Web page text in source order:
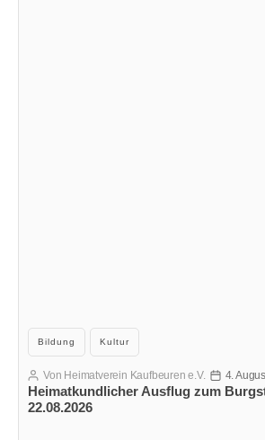
Kategorien
Bildung Kultur
Heimatkundlicher Ausflug zum
22.08.2026
Beitragsautor
Von Heimatverein Kaufbeuren e.V. 4.